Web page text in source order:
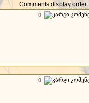
Comments display order:
0
0